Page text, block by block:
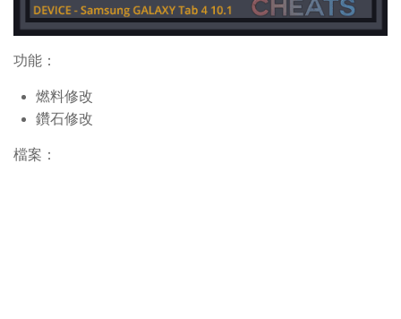
功能：
燃料修改
鑽石修改
檔案：